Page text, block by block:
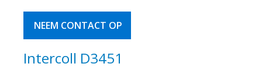
NEEM CONTACT OP
Intercoll D3451